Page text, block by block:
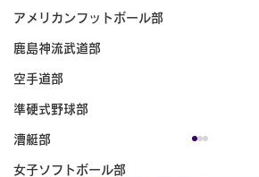
アメリカンフットボール部
鹿島神流武道部
空手道部
準硬式野球部
漕艇部
女子ソフトボール部